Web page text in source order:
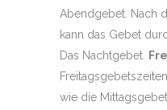
Abendgebet. Nach
kann das Gebet
Das Nachtgebet.
wie die